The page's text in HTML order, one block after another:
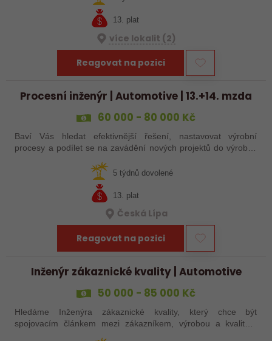
13. plat
více lokalit (2)
Reagovat na pozici
Procesní inženýr | Automotive | 13.+14. mzda
60 000 - 80 000 Kč
Baví Vás hledat efektivnější řešení, nastavovat výrobní
procesy a podílet se na zavádění nových projektů do výroby?
5 týdnů dovolené
13. plat
Česká Lípa
Reagovat na pozici
Inženýr zákaznické kvality | Automotive
50 000 - 85 000 Kč
Hledáme Inženýra zákaznické kvality, který chce být
spojovacím článkem mezi zákazníkem, výrobou a kvalitou.